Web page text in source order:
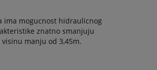
ima mogucnost hidraulicnog
znatno smanjuju
manju od 3,45m.